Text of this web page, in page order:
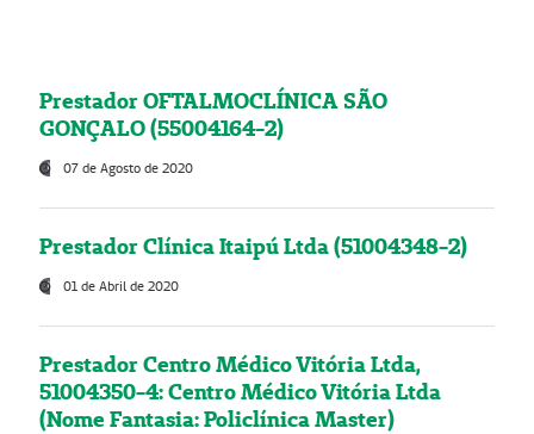
Prestador OFTALMOCLÍNICA SÃO
GONÇALO (55004164-2)
07 de Agosto de 2020
Prestador Clínica Itaipú Ltda (51004348-2)
01 de Abril de 2020
Prestador Centro Médico Vitória Ltda,
51004350-4: Centro Médico Vitória Ltda
(Nome Fantasia: Policlínica Master)